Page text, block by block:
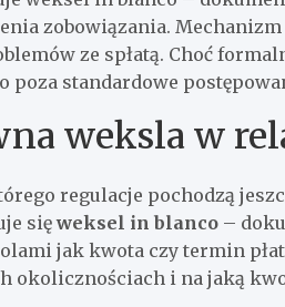
zobowiązania.
ze spłatą. Choć
poza standardowe
weksla w
regulacje pochodzą
sięweksel in blanco –
jak kwota czy termin
okolicznościach i na jaką